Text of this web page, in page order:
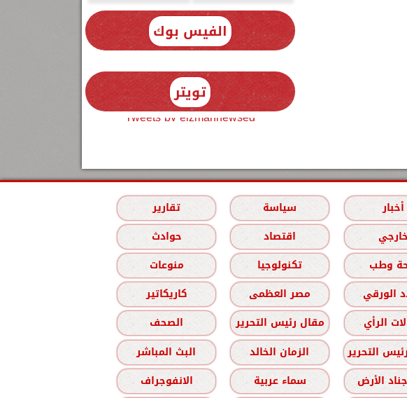
الفيس بوك
تويتر
Tweets by elzmannewseg
أخبار سياسة
تقارير
خارجي اقتصاد
حوادث
وطب تكنولوجيا
منوعات
الورقي مصر العظمى
كاريكاتير
الرأي مقال رئيس التحرير
الصحف
التحرير الزمان الخالد
البث المباشر
الأرض سماء عربية الانفوجراف